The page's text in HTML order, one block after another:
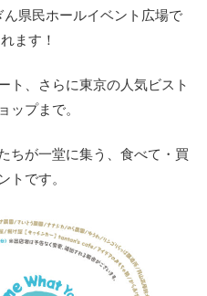
県民ホールイベント広場で
ます！
ト、さらに東京の人気ビスト
ップまで。
ちが一堂に集う、食べて・買
トです。